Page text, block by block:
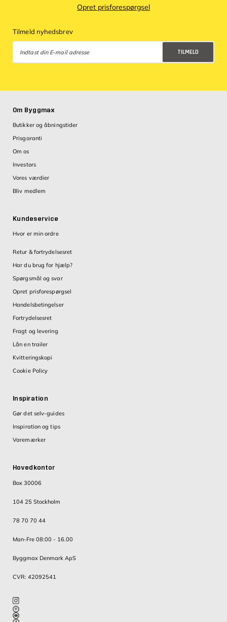
Opret prisforespørgsel
Tilmeld nyhedsbrev
TILMELD
Hovedkontor
Box 30006
104 25 Stockholm
78 70 70 44
Man-Fre 08:00 - 16.00
Byggmax Denmark ApS
CVR: 42092541
Om Byggmax
Butikker og åbningstider
Prisgaranti
Om os
Investors
Vores værdier
Bliv medlem
Kundeservice
Hvor er min ordre
Retur & fortrydelsesret
Har du brug for hjælp?
Spørgsmål og svar
Opret prisforespørgsel
Handelsbetingelser
Fortrydelsesret
Fragt og levering
Lån en trailer
Kvitteringskopi
Cookie Policy
Inspiration
Gør det selv-guides
Inspiration og tips
Varemærker